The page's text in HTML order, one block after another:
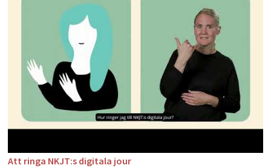
Att ringa NKJT:s digitala jour